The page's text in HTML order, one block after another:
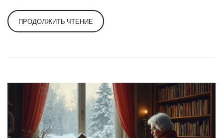
весны и не ошибиться с выбором. Обсуждается,
почему некоторые книги стали лидерами
в курсе.
ПРОДОЛЖИТЬ ЧТЕНИЕ